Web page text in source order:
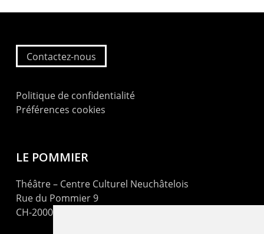
Contactez-nous
Politique de confidentialité
Préférences cookies
LE POMMIER
Théâtre – Centre Culturel Neuchâtelois
Rue du Pommier 9
CH-2000 Neuchâtel